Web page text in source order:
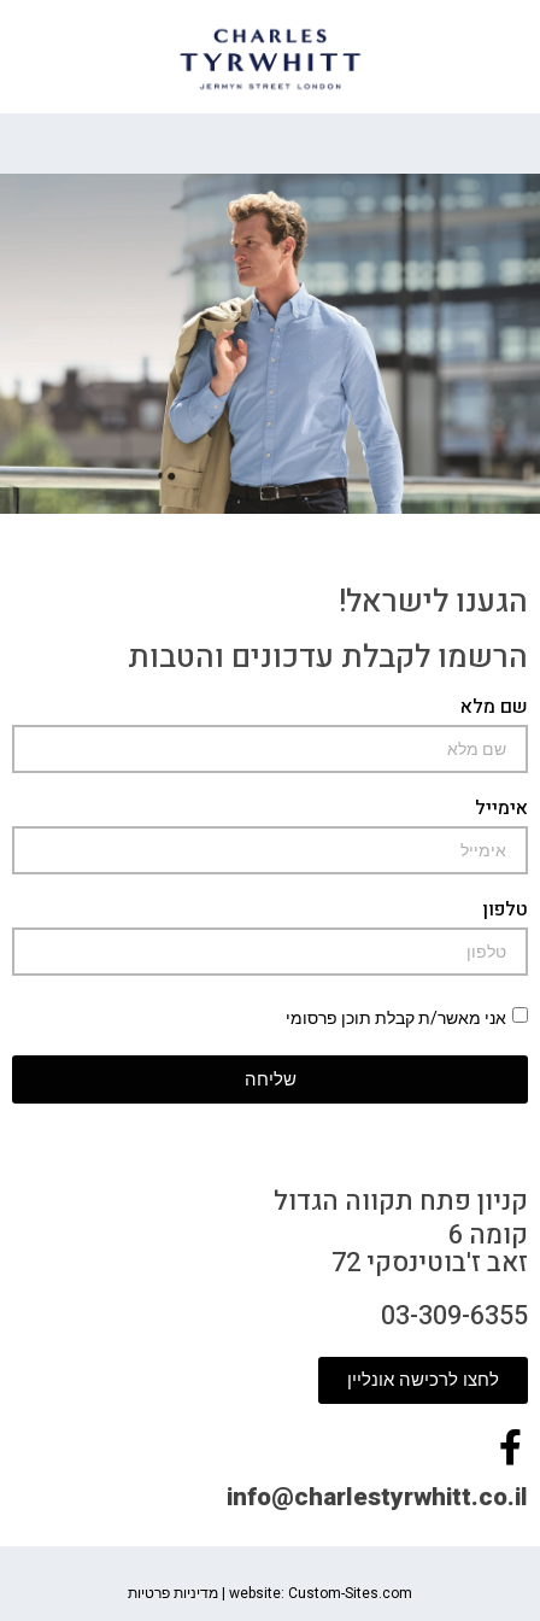
הגענו לישראל!
הרשמו לקבלת עדכונים והטבות
שם מלא
אימייל
טלפון
אני מאשר/ת קבלת תוכן פרסומי
שליחה
קניון פתח תקווה הגדול
קומה 6
זאב ז'בוטינסקי 72
03-309-6355
לחצו לרכישה אונליין
info@charlestyrwhitt.co.il
website: Custom-Sites.com מדיניות פרטיות